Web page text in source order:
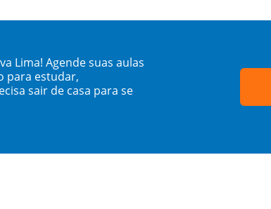
Lima! Agende suas aulas
para estudar,
sair de casa para se